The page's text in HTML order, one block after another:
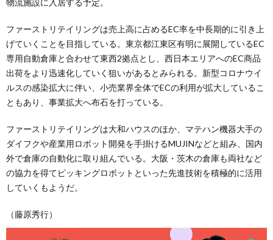
ファーストリテイリングは売上高に占めるEC率を中長期的に引き上
げていくことを目指している。東京都江東区有明に展開しているEC
専用自動倉庫と合わせて東西2拠点とし、西日本エリアへのEC商品
出荷をより迅速化していく狙いがあるとみられる。新型コロナウイ
ルスの感染拡大に伴い、小売業界全体でECの利用が拡大しているこ
ともあり、事業拡大へ布石を打っている。
ファーストリテイリングは大和ハウスのほか、マテハン機器大手の
ダイフクや産業用ロボット開発を手掛けるMUJINなどと組み、国内
外で倉庫の自動化に取り組んでいる。大阪・茨木の倉庫も両社など
の協力を得てピッキングロボットといった先進技術を積極的に活用
していくもようだ。
（藤原秀行）